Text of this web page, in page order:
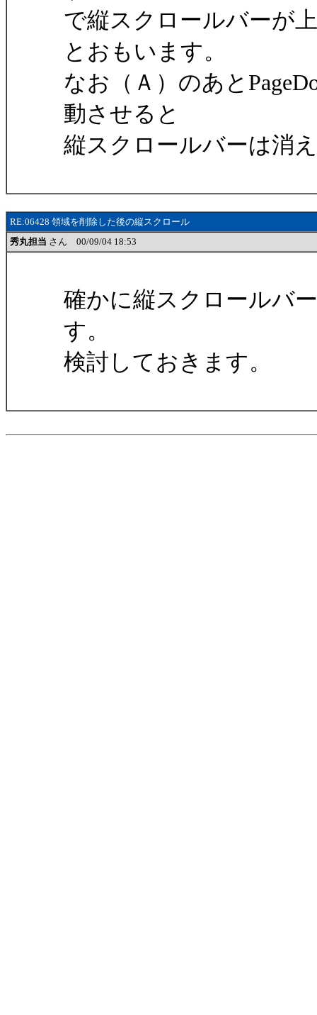
で縦スクロールバーが
とおもいます。
なお（Ａ）のあと
動させると
縦スクロールバーは消
RE:06428 領域を削除した後の縦スクロール
秀丸担当 さん 00/09/04 18:53
確かに縦スクロールバ
す。
検討しておきます。